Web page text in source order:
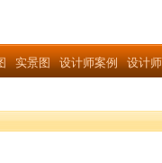
实景图 设计师案例 设计